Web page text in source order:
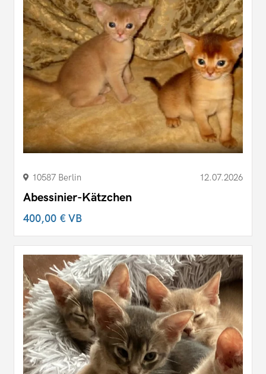
10587 Berlin 12.07.2026
Abessinier-Kätzchen
400,00 €VB